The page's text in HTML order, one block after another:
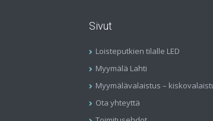
Sivut
Loisteputkien tilalle LED
Myymälä Lahti
Myymälävalaistus –
Ota yhteyttä